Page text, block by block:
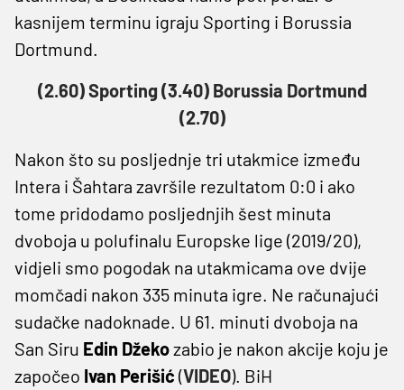
kasnijem terminu igraju Sporting i Borussia
Dortmund.
(2.60) Sporting (3.40) Borussia Dortmund
(2.70)
Nakon što su posljednje tri utakmice između
Intera i Šahtara završile rezultatom 0:0 i ako
tome pridodamo posljednjih šest minuta
dvoboja u polufinalu Europske lige (2019/20),
vidjeli smo pogodak na utakmicama ove dvije
momčadi nakon 335 minuta igre. Ne računajući
sudačke nadoknade. U 61. minuti dvoboja na
San Siru Edin Džekozabio je nakon akcije koju je
započeo Ivan Perišić (VIDEO). BiH